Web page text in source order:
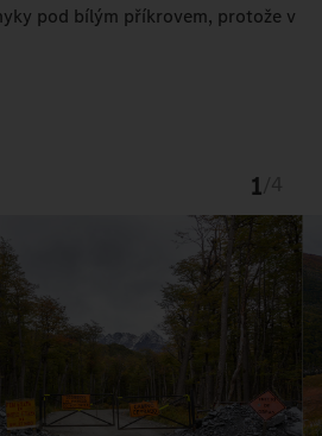
pod bílým příkrovem, protože v
1